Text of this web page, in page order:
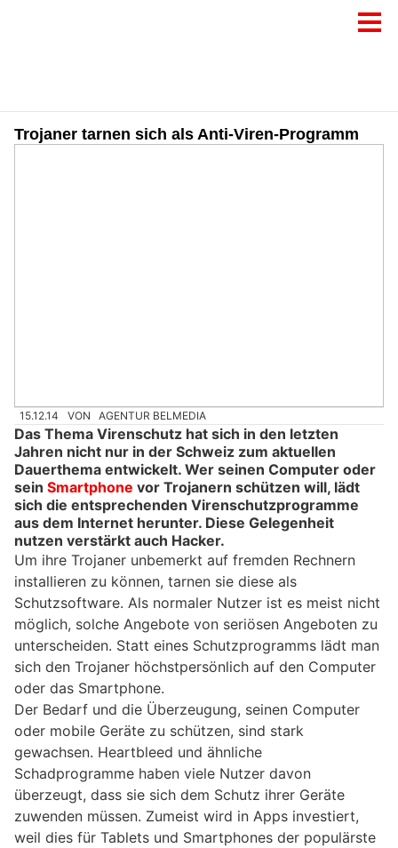
Trojaner tarnen sich als Anti-Viren-Programm
15.12.14 VON AGENTUR BELMEDIA
Das Thema Virenschutz hat sich in den letzten
Jahren nicht nur in der Schweiz zum aktuellen
Dauerthema entwickelt. Wer seinen Computer oder
sein Smartphone vor Trojanern schützen will, lädt
sich die entsprechenden Virenschutzprogramme
aus dem Internet herunter. Diese Gelegenheit
nutzen verstärkt auch Hacker.
Um ihre Trojaner unbemerkt auf fremden Rechnern
installieren zu können, tarnen sie diese als
Schutzsoftware. Als normaler Nutzer ist es meist nicht
möglich, solche Angebote von seriösen Angeboten zu
unterscheiden. Statt eines Schutzprogramms lädt man
sich den Trojaner höchstpersönlich auf den Computer
oder das Smartphone.
Der Bedarf und die Überzeugung, seinen Computer
oder mobile Geräte zu schützen, sind stark
gewachsen. Heartbleed und ähnliche
Schadprogramme haben viele Nutzer davon
überzeugt, dass sie sich dem Schutz ihrer Geräte
zuwenden müssen. Zumeist wird in Apps investiert,
weil dies für Tablets und Smartphones der populärste